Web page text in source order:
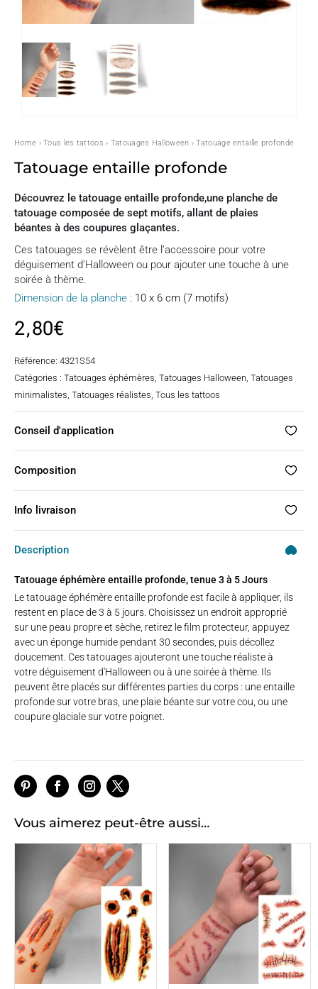
Home ›Tous les tattoos › Tatouages Halloween › Tatouage entaille profonde
Tatouage entaille profonde
Découvrez le tatouage entaille profonde,une planche de
tatouage composée de sept motifs, allant de plaies
béantes à des coupures glaçantes.
Ces tatouages se révèlent être l’accessoire pour votre
déguisement d’Halloween ou pour ajouter une touche à une
soirée à thème.
Dimension de la planche : 10 x 6 cm (7 motifs)
2,80€
Référence: 4321S54
Catégories : Tatouages éphémères Tatouages Halloween Tatouages
minimalistes Tatouages réalistes Tous les tattoos
Conseil d'application
Composition
Info livraison
Description
Tatouage éphémère entaille profonde, tenue 3 à 5 Jours
Le tatouage éphémère entaille profonde est facile à appliquer, ils
restent en place de 3 à 5 jours. Choisissez un endroit approprié
sur une peau propre et sèche, retirez le film protecteur, appuyez
avec un éponge humide pendant 30 secondes, puis décollez
doucement. Ces tatouages ajouteront une touche réaliste à
votre déguisement d'Halloween ou à une soirée à thème. Ils
peuvent être placés sur différentes parties du corps : une entaille
profonde sur votre bras, une plaie béante sur votre cou, ou une
coupure glaciale sur votre poignet.
Vous aimerez peut-être aussi…